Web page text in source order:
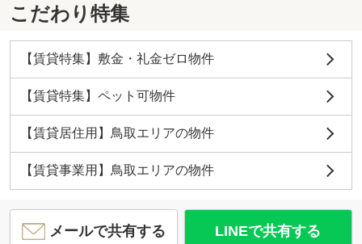
こだわり特集
【賃貸特集】敷金・礼金ゼロ物件
【賃貸特集】ペット可物件
【賃貸居住用】鳥取エリアの物件
【賃貸事業用】鳥取エリアの物件
メールで共有する LINEで共有する